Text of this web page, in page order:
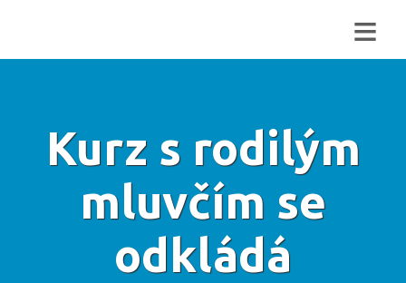
≡
Kurz s rodilým
mluvčím se
odkládá